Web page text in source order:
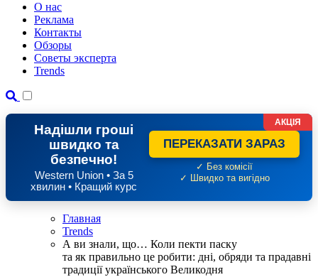
О нас
Реклама
Контакты
Обзоры
Советы эксперта
Trends
Надішли гроші
швидко та
безпечно!
Western Union • За 5
хвилин • Кращий курс
ПЕРЕКАЗАТИ ЗАРАЗ
✓ Без комісії
✓ Швидко та вигідно
АКЦІЯ
Главная
Trends
А ви знали, що… Коли пекти паску
та як правильно це робити: дні, обряди та прадавні
традиції українського Великодня